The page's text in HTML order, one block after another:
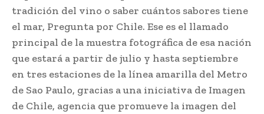
tradición del vino o saber cuántos sabores tiene
el mar, Pregunta por Chile. Ese es el llamado
principal de la muestra fotográfica de esa nación
que estará a partir de julio y hasta septiembre
en tres estaciones de la línea amarilla del Metro
de Sao Paulo, gracias a una iniciativa de Imagen
de Chile, agencia que promueve la imagen del